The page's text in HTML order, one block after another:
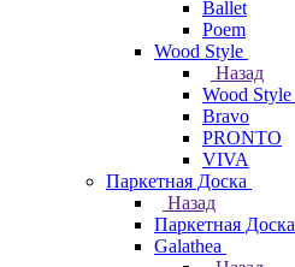
Ballet
Poem
Wood Style
Назад
Wood Style
Bravo
PRONTO
VIVA
Паркетная Доска
Назад
Паркетная Доска
Galathea